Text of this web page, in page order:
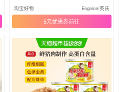
肉泥
淘宝好物 Engnice/英氏
5元优惠券